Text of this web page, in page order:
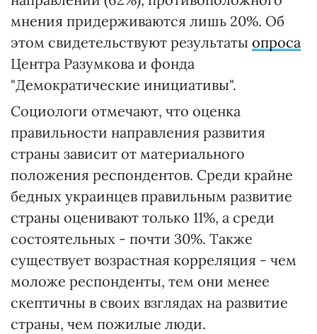
мнения придерживаются лишь 20%. Об
этом свидетельствуют результаты опроса
Центра Разумкова и фонда
"Демократические инициативы".
Социологи отмечают, что оценка
правильности направления развития
страны зависит от материального
положения респондентов. Среди крайне
бедных украинцев правильным развитие
страны оценивают только 11%, а среди
состоятельных - почти 30%. Также
существует возрастная корреляция - чем
моложе респонденты, тем они менее
скептичны в своих взглядах на развитие
страны, чем пожилые люди.